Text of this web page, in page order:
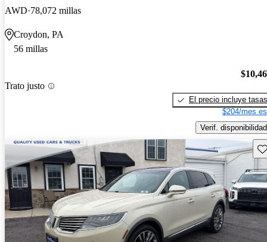
AWD 78,072 millas
Croydon, PA
56 millas
Trato justo
El precio incluye tasas
$204/mes
Verif. disponibilidad